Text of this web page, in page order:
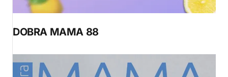
DOBRA MAMA 88